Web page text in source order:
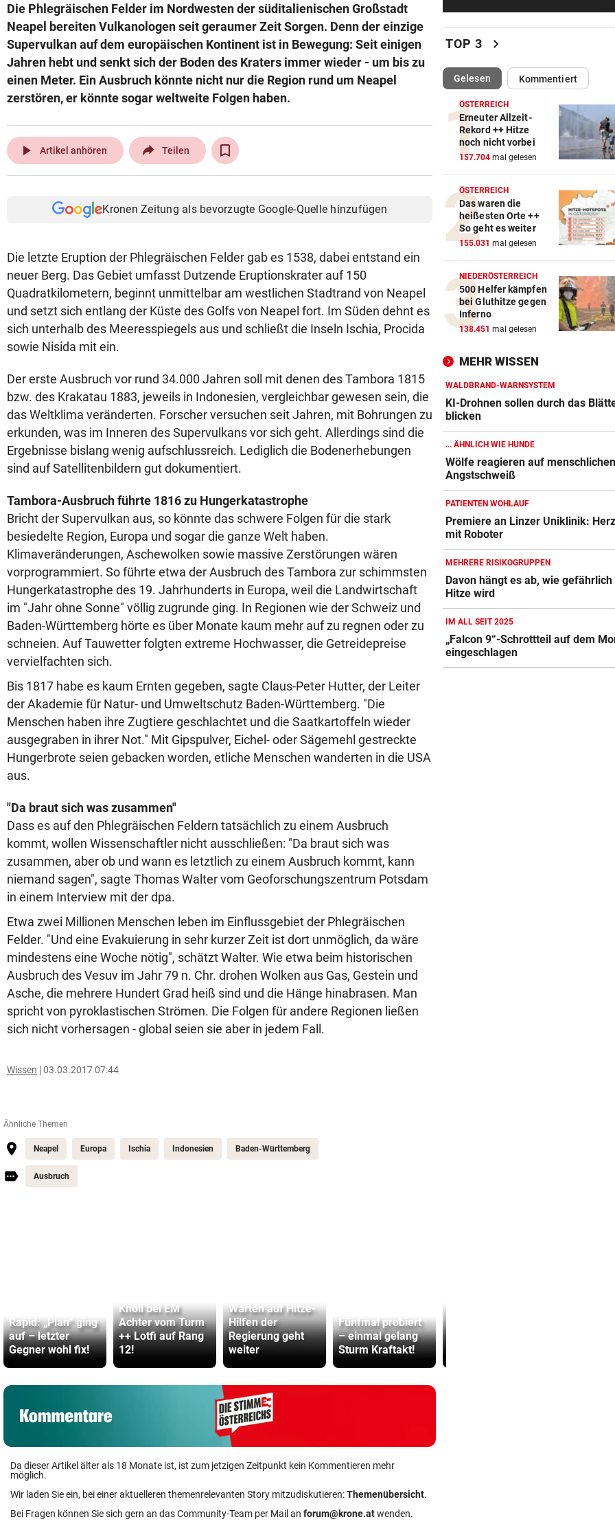
Die Phlegräischen Felder im Nordwesten der süditalienischen Großstadt
Neapel bereiten Vulkanologen seit geraumer Zeit Sorgen. Denn der einzige
Supervulkan auf dem europäischen Kontinent ist in Bewegung: Seit einigen
Jahren hebt und senkt sich der Boden des Kraters immer wieder - um bis zu
einen Meter. Ein Ausbruch könnte nicht nur die Region rund um Neapel
zerstören, er könnte sogar weltweite Folgen haben.
play_arrow Artikel anhören Teilen
Kronen Zeitung als bevorzugte Google-Quelle hinzufügen
Die letzte Eruption der Phlegräischen Felder gab es 1538, dabei entstand ein
neuer Berg. Das Gebiet umfasst Dutzende Eruptionskrater auf 150
Quadratkilometern, beginnt unmittelbar am westlichen Stadtrand von Neapel
und setzt sich entlang der Küste des Golfs von Neapel fort. Im Süden dehnt es
sich unterhalb des Meeresspiegels aus und schließt die Inseln Ischia, Procida
sowie Nisida mit ein.
Der erste Ausbruch vor rund 34.000 Jahren soll mit denen des Tambora 1815
bzw. des Krakatau 1883, jeweils in Indonesien, vergleichbar gewesen sein, die
das Weltklima veränderten. Forscher versuchen seit Jahren, mit Bohrungen zu
erkunden, was im Inneren des Supervulkans vor sich geht. Allerdings sind die
Ergebnisse bislang wenig aufschlussreich. Lediglich die Bodenerhebungen
sind auf Satellitenbildern gut dokumentiert.
Tambora-Ausbruch führte 1816 zu Hungerkatastrophe
Bricht der Supervulkan aus, so könnte das schwere Folgen für die stark
besiedelte Region, Europa und sogar die ganze Welt haben.
Klimaveränderungen, Aschewolken sowie massive Zerstörungen wären
vorprogrammiert. So führte etwa der Ausbruch des Tambora zur schimmsten
Hungerkatastrophe des 19. Jahrhunderts in Europa, weil die Landwirtschaft
im "Jahr ohne Sonne" völlig zugrunde ging. In Regionen wie der Schweiz und
Baden-Württemberg hörte es über Monate kaum mehr auf zu regnen oder zu
schneien. Auf Tauwetter folgten extreme Hochwasser, die Getreidepreise
vervielfachten sich.
Bis 1817 habe es kaum Ernten gegeben, sagte Claus-Peter Hutter, der Leiter
der Akademie für Natur- und Umweltschutz Baden-Württemberg. "Die
Menschen haben ihre Zugtiere geschlachtet und die Saatkartoffeln wieder
ausgegraben in ihrer Not." Mit Gipspulver, Eichel- oder Sägemehl gestreckte
Hungerbrote seien gebacken worden, etliche Menschen wanderten in die USA
aus.
"Da braut sich was zusammen"
Dass es auf den Phlegräischen Feldern tatsächlich zu einem Ausbruch
kommt, wollen Wissenschaftler nicht ausschließen: "Da braut sich was
zusammen, aber ob und wann es letztlich zu einem Ausbruch kommt, kann
niemand sagen", sagte Thomas Walter vom Geoforschungszentrum Potsdam
in einem Interview mit der dpa.
Etwa zwei Millionen Menschen leben im Einflussgebiet der Phlegräischen
Felder. "Und eine Evakuierung in sehr kurzer Zeit ist dort unmöglich, da wäre
mindestens eine Woche nötig", schätzt Walter. Wie etwa beim historischen
Ausbruch des Vesuv im Jahr 79 n. Chr. drohen Wolken aus Gas, Gestein und
Asche, die mehrere Hundert Grad heiß sind und die Hänge hinabrasen. Man
spricht von pyroklastischen Strömen. Die Folgen für andere Regionen ließen
sich nicht vorhersagen - global seien sie aber in jedem Fall.
Wissen 03.03.2017 07:44
Ähnliche Themen
Neapel Europa Ischia Indonesien Baden-Württemberg
Ausbruch
Rapid: „Plan“ ging
auf – letzter
Gegner wohl fix!
Knoll bei EM
Achter vom Turm
++ Lotfi auf Rang
12!
Warten auf Hitze-
Hilfen der
Regierung geht
weiter
Fünfmal probiert
– einmal gelang
Sturm Kraftakt!
Da dieser Artikel älter als 18 Monate ist, ist zum jetzigen Zeitpunkt kein Kommentieren mehr
möglich.
Wir laden Sie ein, bei einer aktuelleren themenrelevanten Story mitzudiskutieren:Themenübersicht.
Bei Fragen können Sie sich gern an das Community-Team per Mail an forum@krone.atwenden.
Gegner wohl fix!
STRENGES KONZEPT
sicher bleiben
„KRONE“-KOMMENTAR
So treiben sie Republik und
blaue Hände
SCR Altach gegen WSG Tirol
19.30 Uhr LIVE
„KRONE“ VOR ORT vor
Polizeianhaltezentrum:
entkräftet Kritik
IN MÖRBISCH vor
Treffen Sie die
Andrea Berg live
Bilder an Teenager
OKTOBERFEST 2026
Leni Klum präsentiert eigene
Dirndl-Kollektion
„KRONE“-KOMMENTAR
Ein Sieg des Antisemitismus
AUF BURG TAGGENBRUNN
„Totale Eskalation“ mit
Star Sascha Huber
WETTLAUF IN EUROPA
Wann kommen die
nach Österreich?
MEGA-PROJEKT WACKELT
TOP 3 chevron_right
Gelesen(ausgewählt)Kommentiert
ÖSTERREICH
Erneuter Allzeit-
Rekord ++ Hitze
noch nicht vorbei
157.704 mal gelesen
ÖSTERREICH
Das waren die
heißesten Orte ++
So geht es weiter
155.031 mal gelesen
NIEDERÖSTERREICH
500 Helfer kämpfen
bei Gluthitze gegen
Inferno
138.451 mal gelesen
MEHR WISSEN
WALDBRAND-WARNSYSTEM
KI-Drohnen sollen durch das
blicken
... ÄHNLICH WIE HUNDE
Wölfe reagieren auf menschlichen
Angstschweiß
PATIENTEN WOHLAUF
Premiere an Linzer Uniklinik:
mit Roboter
MEHRERE RISIKOGRUPPEN
Davon hängt es ab, wie gefährlich
Hitze wird
IM ALL SEIT 2025
„Falcon 9“-Schrottteil auf dem
eingeschlagen